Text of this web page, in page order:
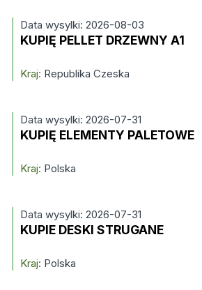
Data wysylki: 2026-08-03
KUPIĘ PELLET DRZEWNY A1
Kraj: Republika Czeska
Data wysylki: 2026-07-31
KUPIĘ ELEMENTY PALETOWE
Kraj: Polska
Data wysylki: 2026-07-31
KUPIE DESKI STRUGANE
Kraj: Polska